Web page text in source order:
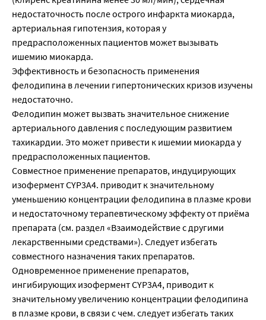
недостаточность после острого инфаркта миокарда,
артериальная гипотензия, которая у
предрасположенных пациентов может вызывать
ишемию миокарда.
Эффективность и безопасность применения
фелодипина в лечении гипертонических кризов изучены
недостаточно.
Фелодипин может вызвать значительное снижение
артериального давления с последующим развитием
тахикардии. Это может привести к ишемии миокарда у
предрасположенных пациентов.
Совместное применение препаратов, индуцирующих
изофермент CYP3A4. приводит к значительному
уменьшению концентрации фелодипина в плазме крови
и недостаточному терапевтическому эффекту от приёма
препарата (см. раздел «Взаимодействие с другими
лекарственными средствами»). Следует избегать
совместного назначения таких препаратов.
Одновременное применение препаратов,
ингибирующих изофермент CYP3A4, приводит к
значительному увеличению концентрации фелодипина
в плазме крови, в связи с чем. следует избегать таких